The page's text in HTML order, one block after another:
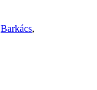
Barkács,